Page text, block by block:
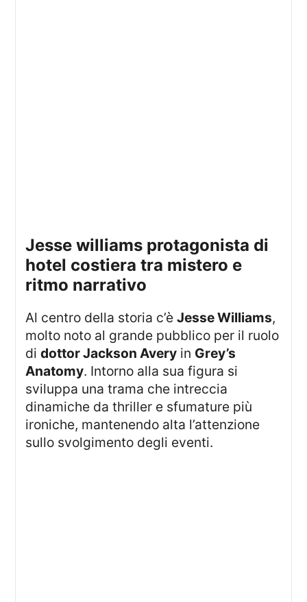
jesse williams protagonista di
hotel costiera tra mistero e
ritmo narrativo
Al centro della storia c’èJesse Williams,
molto noto al grande pubblico per il ruolo
didottor Jackson Avery in Grey’s
Anatomy. Intorno alla sua figura si
sviluppa una trama che intreccia
dinamiche da thriller e sfumature più
ironiche, mantenendo alta l’attenzione
sullo svolgimento degli eventi.